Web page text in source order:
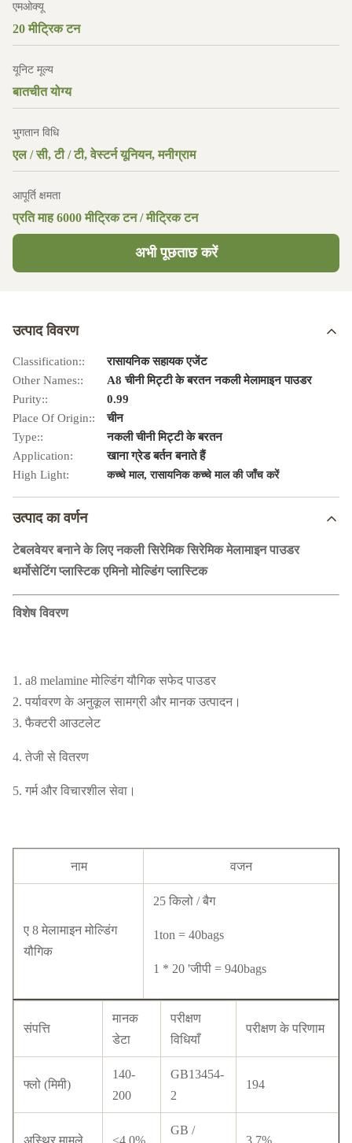
एमओक्यू
20 मीट्रिक टन
यूनिट मूल्य
बातचीत योग्य
भुगतान विधि
एल / सी, टी / टी, वेस्टर्न यूनियन, मनीग्राम
आपूर्ति क्षमता
प्रति माह 6000 मीट्रिक टन / मीट्रिक टन
अभी पूछताछ करें
उत्पाद विवरण
Classification::
रासायनिक सहायक एजेंट
Other Names::
A8 चीनी मिट्टी के बरतन नकली मेलामाइन पाउडर
Purity::
0.99
Place Of Origin::
चीन
Type::
नकली चीनी मिट्टी के बरतन
Application:
खाना ग्रेड बर्तन बनाते हैं
High Light:
कच्चे माल,रासायनिक कच्चे माल की जाँच करें
उत्पाद का वर्णन
टेबलवेयर बनाने के लिए नकली सिरेमिक सिरेमिक मेलामाइन पाउडर
थर्मोसेटिंग प्लास्टिक एमिनो मोल्डिंग प्लास्टिक
विशेष विवरण
1. a8 melamine मोल्डिंग यौगिक सफेद पाउडर
2. पर्यावरण के अनुकूल सामग्री और मानक उत्पादन।
3. फैक्टरी आउटलेट
4. तेजी से वितरण
5. गर्म और विचारशील सेवा।
नाम वजन
ए 8 मेलामाइन मोल्डिंग
यौगिक
25 किलो / बैग
1ton = 40bags
1 * 20 'जीपी = 940bags
संपत्ति
मानक
डेटा
परीक्षण
विधियाँ
परीक्षण के परिणाम
फ्लो (मिमी)
140-
200
GB13454-
2
194
अस्थिर मामले ≤4.0%
GB /
3.7%